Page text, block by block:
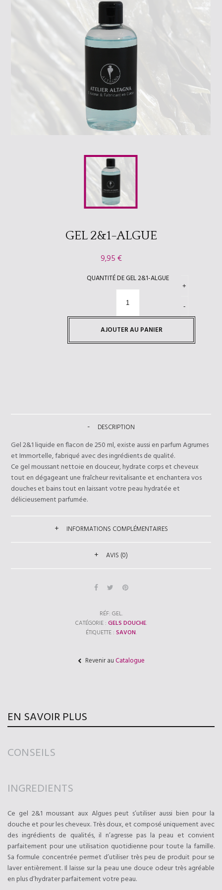
GEL 2&1-ALGUE
9,95€
QUANTITÉ DE GEL 2&1-ALGUE
AJOUTER AU PANIER
DESCRIPTION
Gel 2&1 liquide en flacon de 250 ml, existe aussi en parfum Agrumes
et Immortelle, fabriqué avec des ingrédients de qualité.
Ce gel moussant nettoie en douceur, hydrate corps et cheveux
tout en dégageant une fraîcheur revitalisante et enchantera vos
douches et bains tout en laissant votre peau hydratée et
délicieusement parfumée.
INFORMATIONS COMPLÉMENTAIRES
AVIS (0)
RÉF: GEL.
CATÉGORIE : GELS DOUCHE.
ÉTIQUETTE : SAVON.
Revenir auCatalogue
EN SAVOIR PLUS
CONSEILS
INGREDIENTS
Ce gel 2&1 moussant aux Algues peut s’utiliser aussi bien pour la
douche et pour les cheveux. Très doux, et composé uniquement avec
des ingrédients de qualités, il n’agresse pas la peau et convient
parfaitement pour une utilisation quotidienne pour toute la famille.
Sa formule concentrée permet d’utiliser très peu de produit pour se
laver entièrement. Il laisse sur la peau une douce odeur très agréable
en plus d’hydrater parfaitement votre peau.